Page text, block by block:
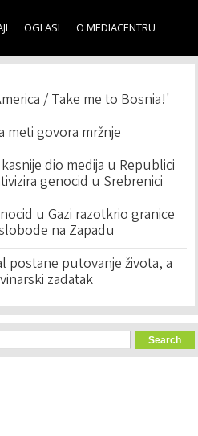
OGLASI O MEDIACENTRU
/ Take me to Bosnia!'
meti govora mržnje
dio medija u Republici
genocid u Srebrenici
u Gazi razotkrio granice
na Zapadu
postane putovanje života, a
zadatak